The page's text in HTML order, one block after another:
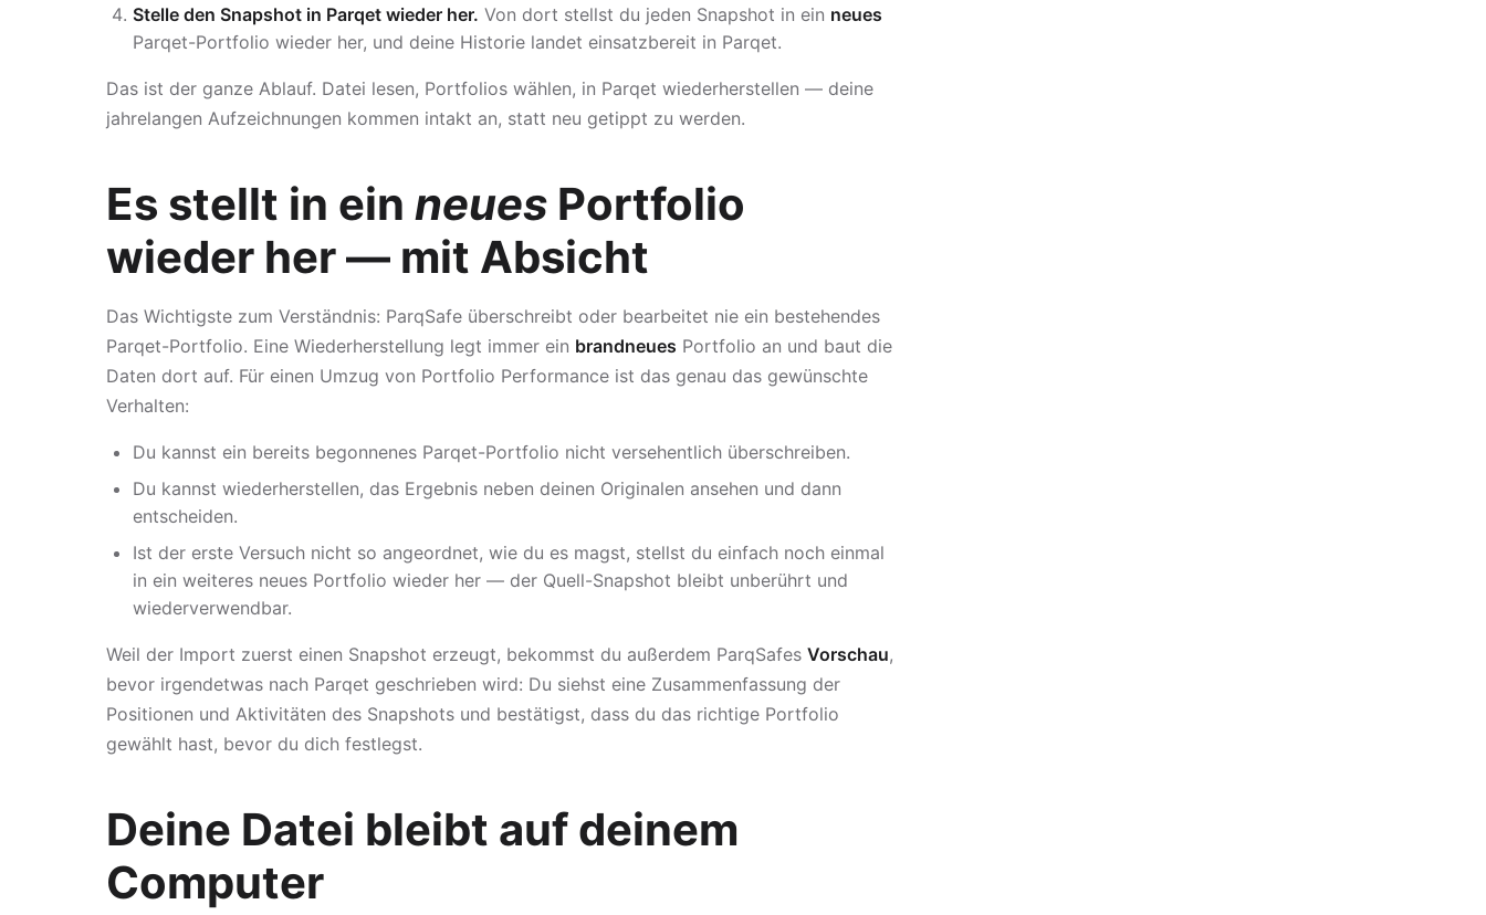
Stelle den Snapshot in Parqet wieder her. Von dort stellst du jeden Snapshot in ein neues
Parqet-Portfolio wieder her, und deine Historie landet einsatzbereit in Parqet.
Das ist der ganze Ablauf. Datei lesen, Portfolios wählen, in Parqet wiederherstellen — deine
jahrelangen Aufzeichnungen kommen intakt an, statt neu getippt zu werden.
Es stellt in ein neues Portfolio
wieder her — mit Absicht
Das Wichtigste zum Verständnis: ParqSafe überschreibt oder bearbeitet nie ein bestehendes
Parqet-Portfolio. Eine Wiederherstellung legt immer ein brandneues Portfolio an und baut die
Daten dort auf. Für einen Umzug von Portfolio Performance ist das genau das gewünschte
Verhalten:
Du kannst ein bereits begonnenes Parqet-Portfolio nicht versehentlich überschreiben.
Du kannst wiederherstellen, das Ergebnis neben deinen Originalen ansehen und dann
entscheiden.
Ist der erste Versuch nicht so angeordnet, wie du es magst, stellst du einfach noch einmal
in ein weiteres neues Portfolio wieder her — der Quell-Snapshot bleibt unberührt und
wiederverwendbar.
Weil der Import zuerst einen Snapshot erzeugt, bekommst du außerdem ParqSafes Vorschau,
bevor irgendetwas nach Parqet geschrieben wird: Du siehst eine Zusammenfassung der
Positionen und Aktivitäten des Snapshots und bestätigst, dass du das richtige Portfolio
gewählt hast, bevor du dich festlegst.
Deine Datei bleibt auf deinem
Computer